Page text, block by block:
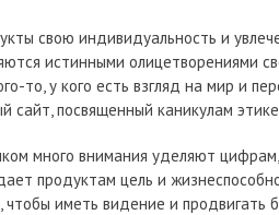
свою индивидуальность и
истинными олицетворениями
то, у кого есть взгляд на мир и
сайт, посвященный каникулам
много внимания уделяют
продуктам цель и
иметь видение и продвигать